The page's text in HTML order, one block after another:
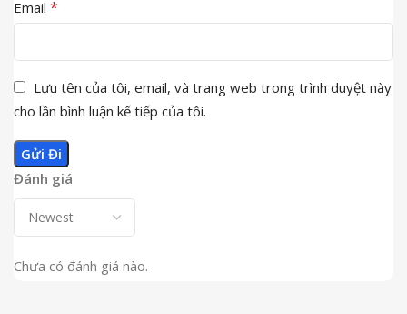
Đánh giá
Chưa có đánh giá nào.
Email *
Lưu tên của tôi, email, và trang web trong trình duyệt này
cho lần bình luận kế tiếp của tôi.